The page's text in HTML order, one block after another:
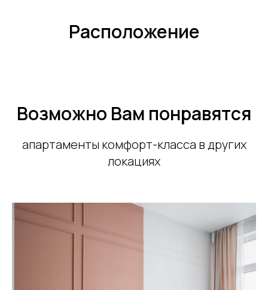
Расположение
Возможно Вам понравятся
апартаменты комфорт-класса в других
локациях